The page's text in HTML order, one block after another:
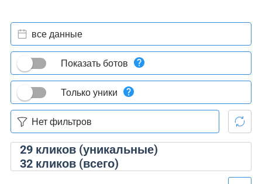
29кликов (уникальные)
32кликов (всего)
все данные
Показать ботов
Только уники